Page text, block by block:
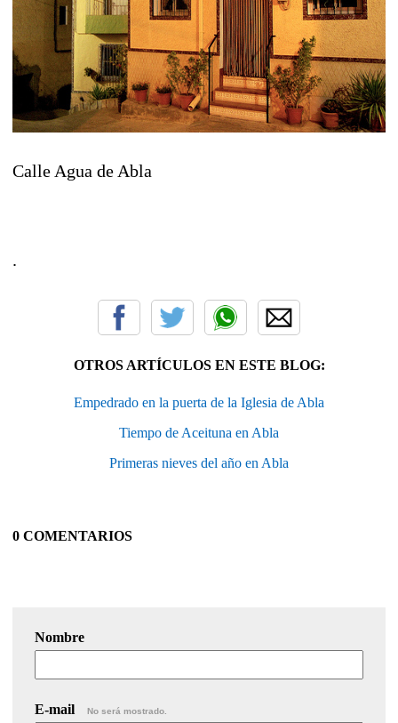
Calle Agua de Abla
.
OTROS ARTÍCULOS EN ESTE BLOG:
Empedrado en la puerta de la Iglesia de Abla
Tiempo de Aceituna en Abla
Primeras nieves del año en Abla
0 COMENTARIOS
Nombre
E-mail No será mostrado.